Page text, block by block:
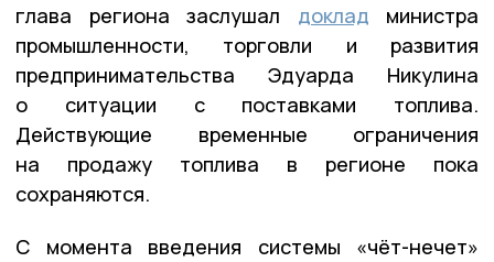
глава региона заслушал доклад министра
промышленности, торговли и развития
предпринимательства Эдуарда Никулина
о ситуации с поставками топлива.
Действующие временные ограничения
на продажу топлива в регионе пока
сохраняются.
С момента введения системы «чёт-нечет»